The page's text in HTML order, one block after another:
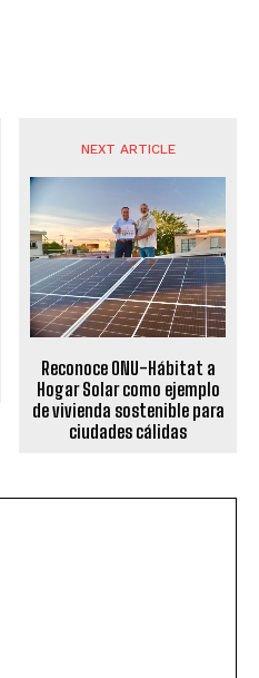
NEXT ARTICLE
Reconoce ONU-Hábitat a
Hogar Solar como ejemplo
de vivienda sostenible para
ciudades cálidas